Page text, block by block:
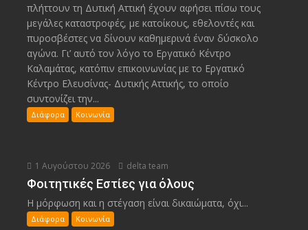
πλήττουν τη Δυτική Αττική έχουν αφήσει πίσω τους
μεγάλες καταστροφές, με κατοίκους, εθελοντές και
πυροσβέστες να δίνουν καθημερινά έναν δύσκολο
αγώνα. Γι’ αυτό τον λόγο το Εργατικό Κέντρο
Καλαμάτας, κατόπιν επικοινωνίας με το Εργατικό
Κέντρο Ελευσίνας- Δυτικής Αττικής, το οποίο
συντονίζει την...
Διάφορα Κοινωνία
1 Αυγούστου 2026 delta team
Φοιτητικές Εστίες για όλους
Η μόρφωση και η στέγαση είναι δικαιώματα, όχι...
Διάφορα Κοινωνία